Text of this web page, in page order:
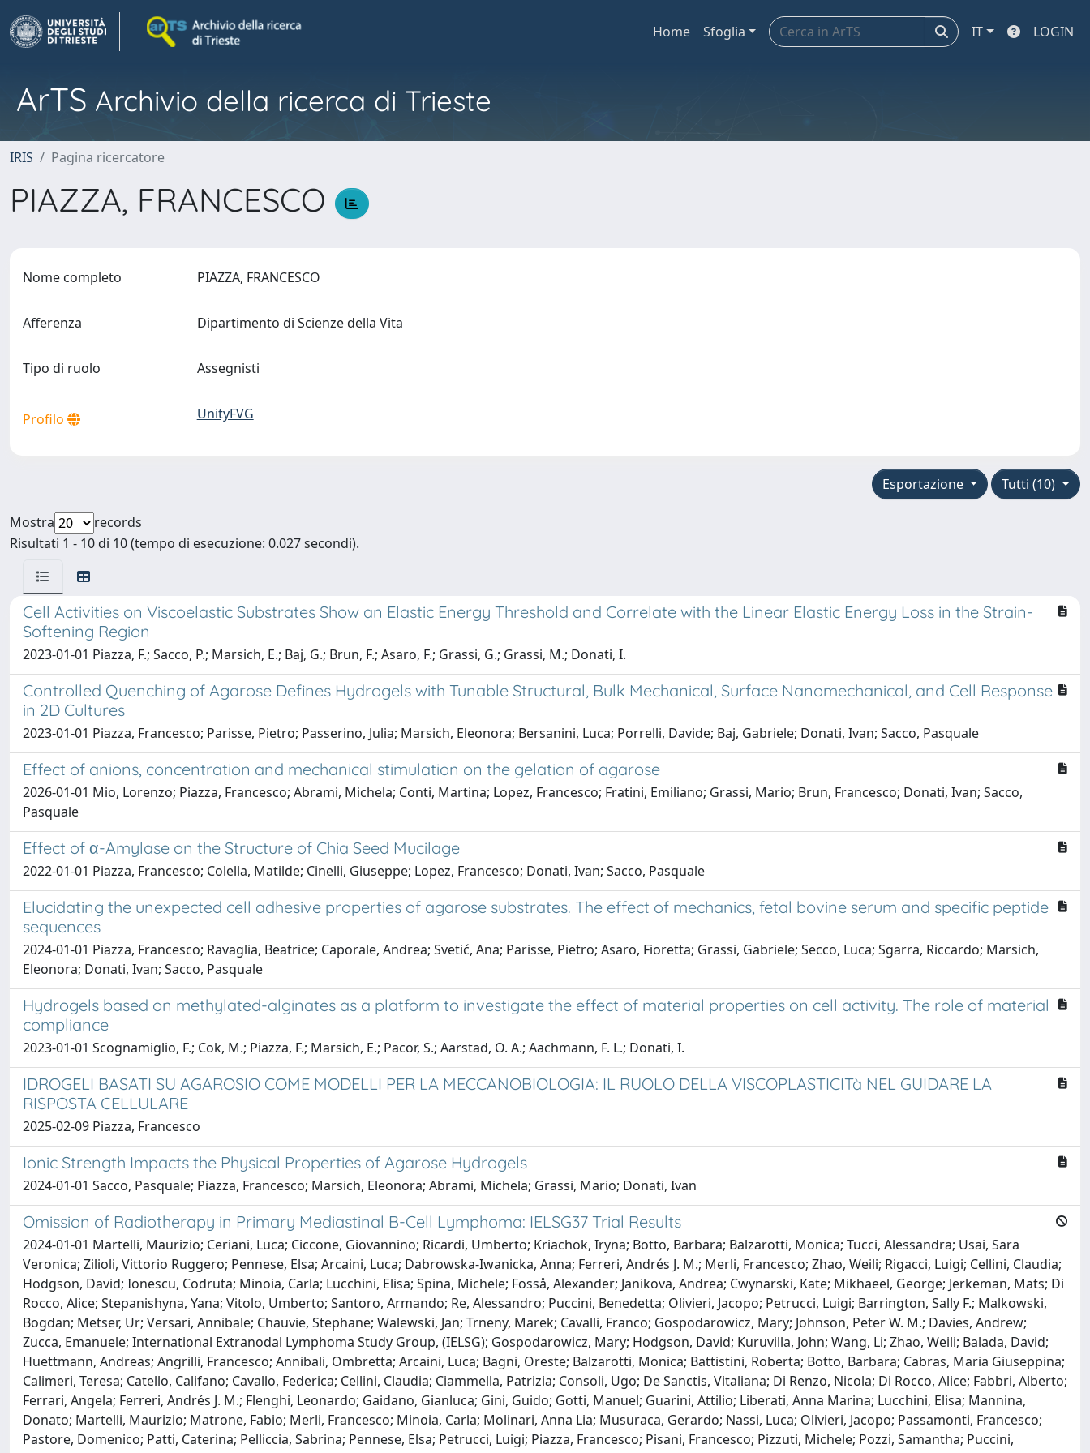
Home Sfoglia IT LOGIN
ArTS Archivio della ricerca di Trieste
IRIS Pagina ricercatore
PIAZZA, FRANCESCO
Nome completo PIAZZA, FRANCESCO
Afferenza Dipartimento di Scienze della Vita
Tipo di ruolo Assegnisti
Profilo UnityFVG
Tutti (10)
Esportazione
Mostra
records
Risultati 1 - 10 di 10 (tempo di esecuzione: 0.027 secondi).
Cell Activities on Viscoelastic Substrates Show an Elastic Energy Threshold and Correlate with the Linear Elastic Energy Loss in the Strain-
Softening Region
2023-01-01 Piazza, F.; Sacco, P.; Marsich, E.; Baj, G.; Brun, F.; Asaro, F.; Grassi, G.; Grassi, M.; Donati, I.
Controlled Quenching of Agarose Defines Hydrogels with Tunable Structural, Bulk Mechanical, Surface Nanomechanical, and Cell Response
in 2D Cultures
2023-01-01 Piazza, Francesco; Parisse, Pietro; Passerino, Julia; Marsich, Eleonora; Bersanini, Luca; Porrelli, Davide; Baj, Gabriele; Donati, Ivan; Sacco, Pasquale
Effect of anions, concentration and mechanical stimulation on the gelation of agarose
2026-01-01 Mio, Lorenzo; Piazza, Francesco; Abrami, Michela; Conti, Martina; Lopez, Francesco; Fratini, Emiliano; Grassi, Mario; Brun, Francesco; Donati, Ivan; Sacco,
Pasquale
Effect of α-Amylase on the Structure of Chia Seed Mucilage
2022-01-01 Piazza, Francesco; Colella, Matilde; Cinelli, Giuseppe; Lopez, Francesco; Donati, Ivan; Sacco, Pasquale
Elucidating the unexpected cell adhesive properties of agarose substrates. The effect of mechanics, fetal bovine serum and specific peptide
sequences
2024-01-01 Piazza, Francesco; Ravaglia, Beatrice; Caporale, Andrea; Svetić, Ana; Parisse, Pietro; Asaro, Fioretta; Grassi, Gabriele; Secco, Luca; Sgarra, Riccardo; Marsich,
Eleonora; Donati, Ivan; Sacco, Pasquale
Hydrogels based on methylated-alginates as a platform to investigate the effect of material properties on cell activity. The role of material
compliance
2023-01-01 Scognamiglio, F.; Cok, M.; Piazza, F.; Marsich, E.; Pacor, S.; Aarstad, O. A.; Aachmann, F. L.; Donati, I.
IDROGELI BASATI SU AGAROSIO COME MODELLI PER LA MECCANOBIOLOGIA: IL RUOLO DELLA VISCOPLASTICITà NEL GUIDARE LA
RISPOSTA CELLULARE
2025-02-09 Piazza, Francesco
Ionic Strength Impacts the Physical Properties of Agarose Hydrogels
2024-01-01 Sacco, Pasquale; Piazza, Francesco; Marsich, Eleonora; Abrami, Michela; Grassi, Mario; Donati, Ivan
Omission of Radiotherapy in Primary Mediastinal B-Cell Lymphoma: IELSG37 Trial Results
2024-01-01 Martelli, Maurizio; Ceriani, Luca; Ciccone, Giovannino; Ricardi, Umberto; Kriachok, Iryna; Botto, Barbara; Balzarotti, Monica; Tucci, Alessandra; Usai, Sara
Veronica; Zilioli, Vittorio Ruggero; Pennese, Elsa; Arcaini, Luca; Dabrowska-Iwanicka, Anna; Ferreri, Andrés J. M.; Merli, Francesco; Zhao, Weili; Rigacci, Luigi; Cellini, Claudia;
Hodgson, David; Ionescu, Codruta; Minoia, Carla; Lucchini, Elisa; Spina, Michele; Fosså, Alexander; Janikova, Andrea; Cwynarski, Kate; Mikhaeel, George; Jerkeman, Mats; Di
Rocco, Alice; Stepanishyna, Yana; Vitolo, Umberto; Santoro, Armando; Re, Alessandro; Puccini, Benedetta; Olivieri, Jacopo; Petrucci, Luigi; Barrington, Sally F.; Malkowski,
Bogdan; Metser, Ur; Versari, Annibale; Chauvie, Stephane; Walewski, Jan; Trneny, Marek; Cavalli, Franco; Gospodarowicz, Mary; Johnson, Peter W. M.; Davies, Andrew;
Zucca, Emanuele; International Extranodal Lymphoma Study Group, (IELSG); Gospodarowicz, Mary; Hodgson, David; Kuruvilla, John; Wang, Li; Zhao, Weili; Balada, David;
Huettmann, Andreas; Angrilli, Francesco; Annibali, Ombretta; Arcaini, Luca; Bagni, Oreste; Balzarotti, Monica; Battistini, Roberta; Botto, Barbara; Cabras, Maria Giuseppina;
Calimeri, Teresa; Catello, Califano; Cavallo, Federica; Cellini, Claudia; Ciammella, Patrizia; Consoli, Ugo; De Sanctis, Vitaliana; Di Renzo, Nicola; Di Rocco, Alice; Fabbri, Alberto;
Ferrari, Angela; Ferreri, Andrés J. M.; Flenghi, Leonardo; Gaidano, Gianluca; Gini, Guido; Gotti, Manuel; Guarini, Attilio; Liberati, Anna Marina; Lucchini, Elisa; Mannina,
Donato; Martelli, Maurizio; Matrone, Fabio; Merli, Francesco; Minoia, Carla; Molinari, Anna Lia; Musuraca, Gerardo; Nassi, Luca; Olivieri, Jacopo; Passamonti, Francesco;
Pastore, Domenico; Patti, Caterina; Pelliccia, Sabrina; Pennese, Elsa; Petrucci, Luigi; Piazza, Francesco; Pisani, Francesco; Pizzuti, Michele; Pozzi, Samantha; Puccini,